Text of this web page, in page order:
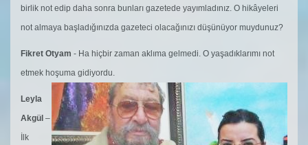
birlik not edip daha sonra bunları gazetede yayımladınız. O hikâyeleri
not almaya başladığınızda gazeteci olacağınızı düşünüyor muydunuz?
Fikret Otyam - Ha hiçbir zaman aklıma gelmedi. O yaşadıklarımı not
etmek hoşuma gidiyordu.
Leyla
Akgül –
İlk